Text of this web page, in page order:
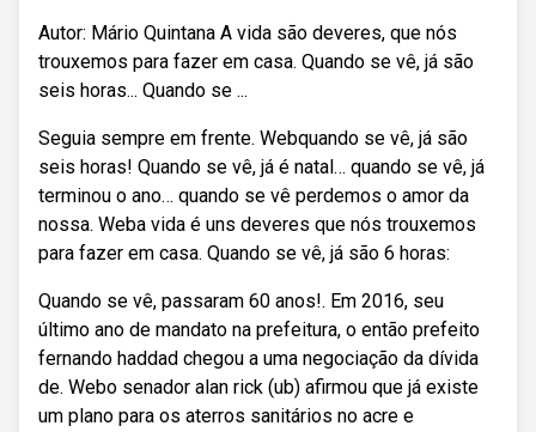
Autor: Mário Quintana A vida são deveres, que nós
trouxemos para fazer em casa. Quando se vê, já são
seis horas... Quando se ...
Seguia sempre em frente. Webquando se vê, já são
seis horas! Quando se vê, já é natal… quando se vê, já
terminou o ano… quando se vê perdemos o amor da
nossa. Weba vida é uns deveres que nós trouxemos
para fazer em casa. Quando se vê, já são 6 horas:
Quando se vê, passaram 60 anos!. Em 2016, seu
último ano de mandato na prefeitura, o então prefeito
fernando haddad chegou a uma negociação da dívida
de. Webo senador alan rick (ub) afirmou que já existe
um plano para os aterros sanitários no acre e